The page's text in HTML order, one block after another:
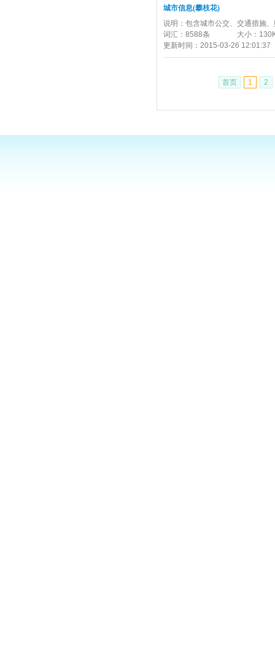
城市信息(攀枝花)
说明： 包含城市公交、交通措施
词汇： 8588条 大小：
更新时间： 2015-03-26 12:01:37
首页 1 2